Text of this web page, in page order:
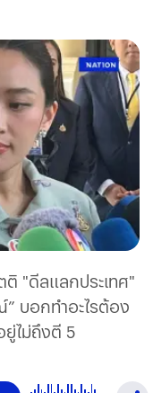
"ดีลแลกประเทศ"
บอกทำอะไรต้อง
ยู่ไม่ถึงตี​ 5